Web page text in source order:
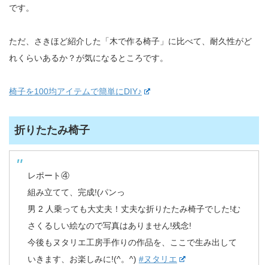
です。
ただ、さきほど紹介した「木で作る椅子」に比べて、耐久性がど
れくらいあるか？が気になるところです。
椅子を100均アイテムで簡単にDIY♪
折りたたみ椅子
レポート④
組み立てて、完成!(パンっ
男 2 人乗っても大丈夫！丈夫な折りたたみ椅子でした!む
さくるしい絵なので写真はありません!残念!
今後もヌタリエ工房手作りの作品を、ここで生み出して
いきます、お楽しみに!(^。^) #ヌタリエ